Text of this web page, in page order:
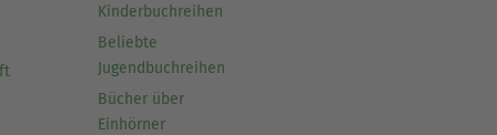
Kinderbuchreihen
Beliebte
Jugendbuchreihen
Bücher über
Einhörner